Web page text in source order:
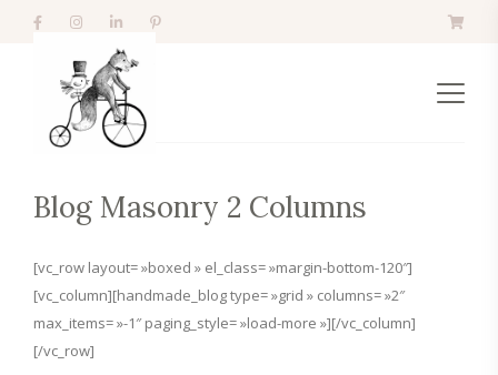
Blog Masonry 2 Columns
[vc_row layout= »boxed » el_class= »margin-bottom-120″]
[vc_column][handmade_blog type= »grid » columns= »2″
max_items= »-1″ paging_style= »load-more »][/vc_column]
[/vc_row]